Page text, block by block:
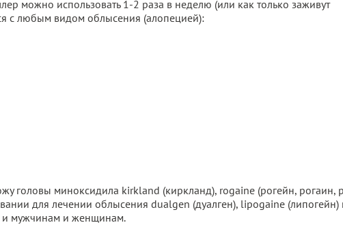
можно использовать 1-2 раза в неделю (или как только заживут
с любым видом облысения (алопецией):
головы миноксидила kirkland (киркланд), rogaine (рогейн, рогаин,
для лечении облысения dualgen (дуалген), lipogaine
и мужчинам и женщинам.